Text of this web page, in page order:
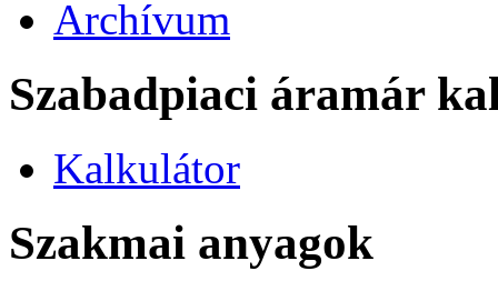
Archívum
Szabadpiaci áramár
Kalkulátor
Szakmai anyagok